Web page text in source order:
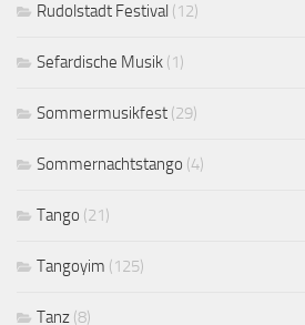
Rudolstadt Festival (12)
Sefardische Musik (1)
Sommermusikfest (29)
Sommernachtstango (4)
Tango (21)
Tangoyim (125)
Tanz (8)